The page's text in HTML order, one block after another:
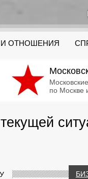
ОТНОШЕНИЯ
по Москве